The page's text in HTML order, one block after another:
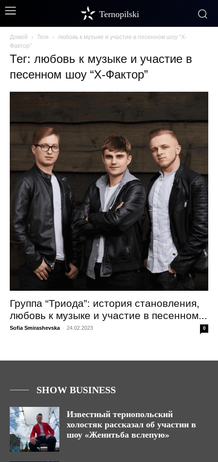
Ternopilski
Домой Теги
любовь к музыке и участие в песенном шоу “Х-
Фактор”
Тег: любовь к музыке и участие в
песенном шоу “Х-Фактор”
Группа “Триода”: история становления,
любовь к музыке и участие в песенном...
Sofia Smirashevska - 24.02.2023 0
SHOW BUSINESS
Известный тернопольский
холостяк рассказал об участии в
шоу «Женитьба вслепую»